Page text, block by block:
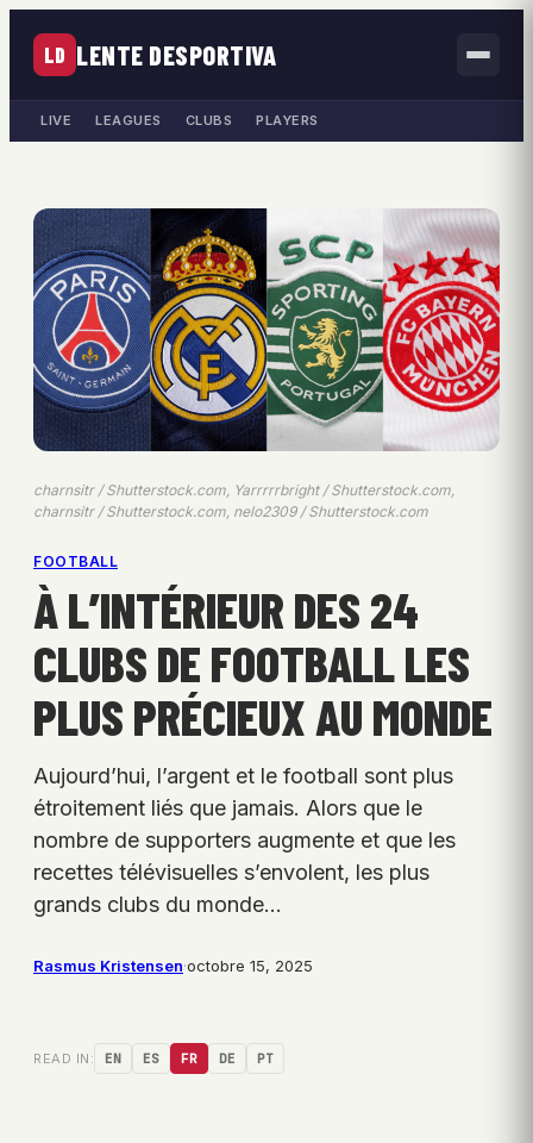
LD LENTE DESPORTIVA
LIVE LEAGUES CLUBS PLAYERS
charnsitr / Shutterstock.com, Yarrrrrbright / Shutterstock.com,
charnsitr / Shutterstock.com, nelo2309 / Shutterstock.com
FOOTBALL
À L’INTÉRIEUR DES 24
CLUBS DE FOOTBALL LES
PLUS PRÉCIEUX AU MONDE
Aujourd’hui, l’argent et le football sont plus
étroitement liés que jamais. Alors que le
nombre de supporters augmente et que les
recettes télévisuelles s’envolent, les plus
grands clubs du monde…
Rasmus Kristensen·octobre 15, 2025
READ IN: EN ES FR DE PT